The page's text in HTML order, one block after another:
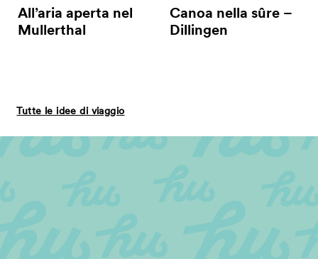
All’aria aperta nel
Mullerthal
Canoa nella sûre –
Dillingen
Tutte le idee di viaggio